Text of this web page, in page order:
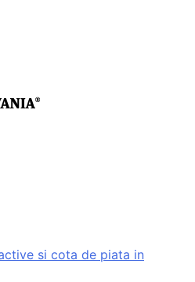
si cota de piata in